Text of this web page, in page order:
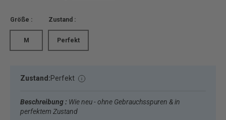
Größe :
M
Zustand :
Perfekt
Zustand:Perfekt
Beschreibung : Wie neu - ohne Gebrauchsspuren & in
perfektem Zustand